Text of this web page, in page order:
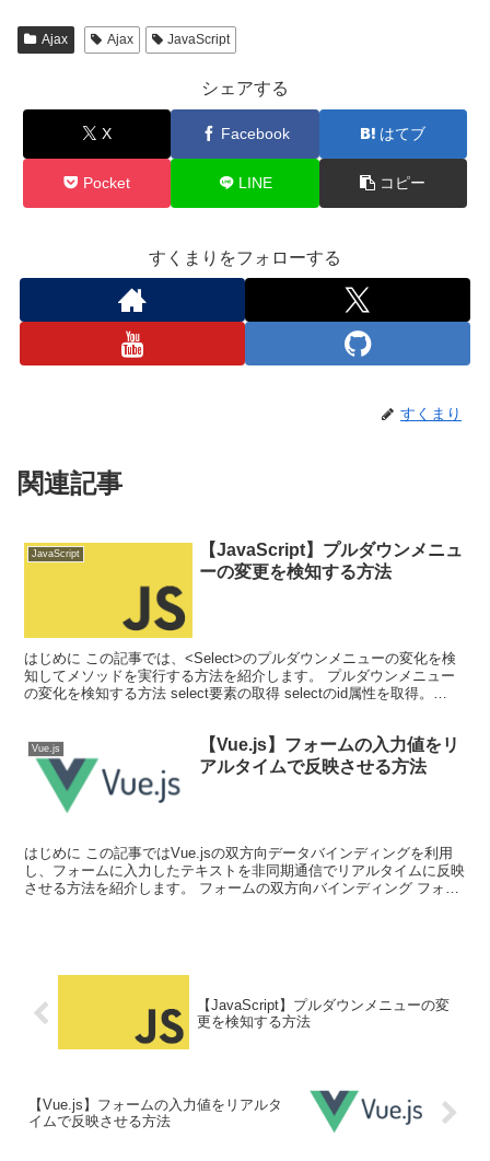
Ajax Ajax JavaScript
シェアする
X Facebook はてブ
Pocket LINE コピー
すくまりをフォローする
すくまり
関連記事
JavaScript
【JavaScript】プルダウンメニュ
ーの変更を検知する方法
はじめに この記事では、<Select>のプルダウンメニューの変化を検
知してメソッドを実行する方法を紹介します。 プルダウンメニュー
の変化を検知する方法 select要素の取得 selectのid属性を取得。
Vue.js
【Vue.js】フォームの入力値をリ
アルタイムで反映させる方法
はじめに この記事ではVue.jsの双方向データバインディングを利用
し、フォームに入力したテキストを非同期通信でリアルタイムに反映
させる方法を紹介します。 フォームの双方向バインディング フォー
【JavaScript】プルダウンメニューの変
更を検知する方法
【Vue.js】フォームの入力値をリアルタ
イムで反映させる方法